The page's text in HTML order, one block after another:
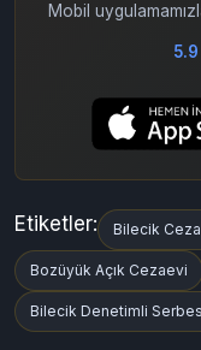
Mobil
5.9
Etiketler: Bilecik
Bozüyük Açık Cezaevi
Bilecik Denetimli